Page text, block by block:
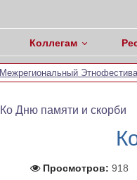
Коллегам
Межрегиональный
Ко Дню памяти и скорби
Просмотров: 918